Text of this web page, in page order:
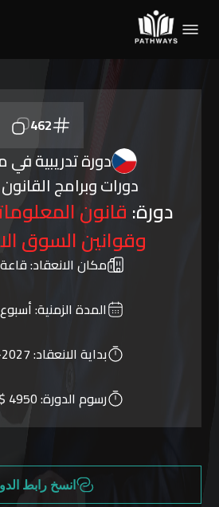
462
دورة تدريبية في
دورات وبرامج
دورة: قانون
وقوانين السوق
مكان الانعقاد:
المدة الزمنية:أسبوع
بداية الانعقاد:2027-01-04
رسوم الدورة:4950 $
انسخ رابط